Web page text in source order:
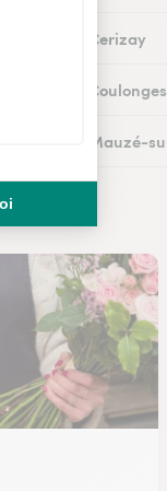
Fleuristes à Cerizay
Fleuristes à
Fleuristes à Mauzé-